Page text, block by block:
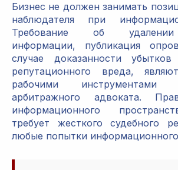
Бизнес не должен занимать
наблюдателя при
Требование об
информации, публикация
случае доказанности
репутационного вреда,
рабочими
арбитражного адвоката.
информационного
требует жесткого судебного
любые попытки